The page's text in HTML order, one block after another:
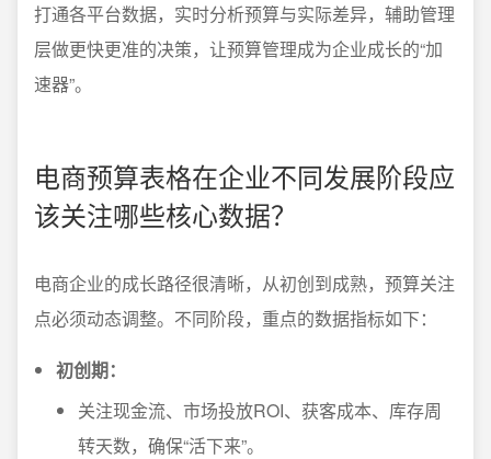
打通各平台数据，实时分析预算与实际差异，辅助管理
层做更快更准的决策，让预算管理成为企业成长的“加
速器”。
电商预算表格在企业不同发展阶段应
该关注哪些核心数据？
电商企业的成长路径很清晰，从初创到成熟，预算关注
点必须动态调整。不同阶段，重点的数据指标如下：
初创期：
关注现金流、市场投放ROI、获客成本、库存周
转天数，确保“活下来”。